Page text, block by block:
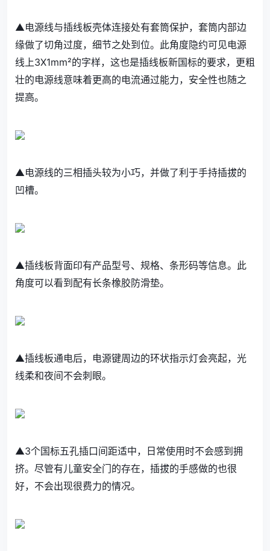
▲电源线与插线板壳体连接处有套筒保护，套筒内部边
缘做了切角过度，细节之处到位。此角度隐约可见电源
线上3X1mm²的字样，这也是插线板新国标的要求，更粗
壮的电源线意味着更高的电流通过能力，安全性也随之
提高。
▲电源线的三相插头较为小巧，并做了利于手持插拔的
凹槽。
▲插线板背面印有产品型号、规格、条形码等信息。此
角度可以看到配有长条橡胶防滑垫。
▲插线板通电后，电源键周边的环状指示灯会亮起，光
线柔和夜间不会刺眼。
▲3个国标五孔插口间距适中，日常使用时不会感到拥
挤。尽管有儿童安全门的存在，插拔的手感做的也很
好，不会出现很费力的情况。